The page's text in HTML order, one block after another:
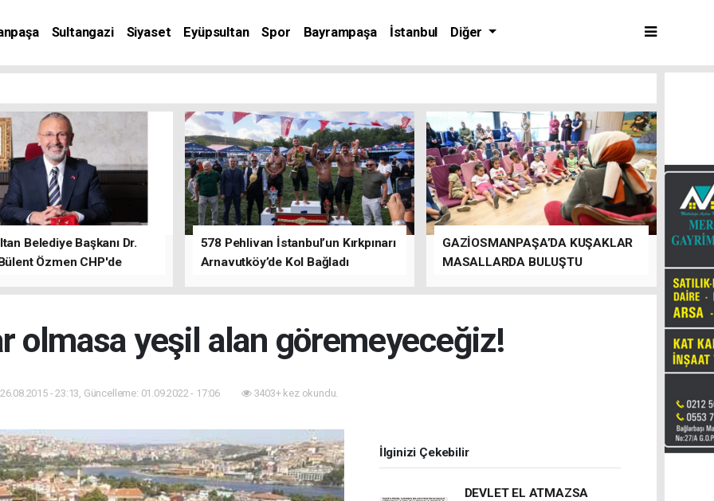
Sultangazi Siyaset Eyüpsultan Spor Bayrampaşa İstanbul Diğer
Belediye Başkanı Dr.
Özmen CHP'de
578 Pehlivan İstanbul’un Kırkpınarı
Arnavutköy’de Kol Bağladı
GAZİOSMANPAŞA’DA KUŞAKLAR
MASALLARDA BULUŞTU
olmasa yeşil alan göremeyeceğiz!
26.08.2015 - 23:13, Güncelleme: 01.09.2022 - 17:06 3403+ kez okundu.
İlginizi Çekebilir
DEVLET EL ATMAZSA